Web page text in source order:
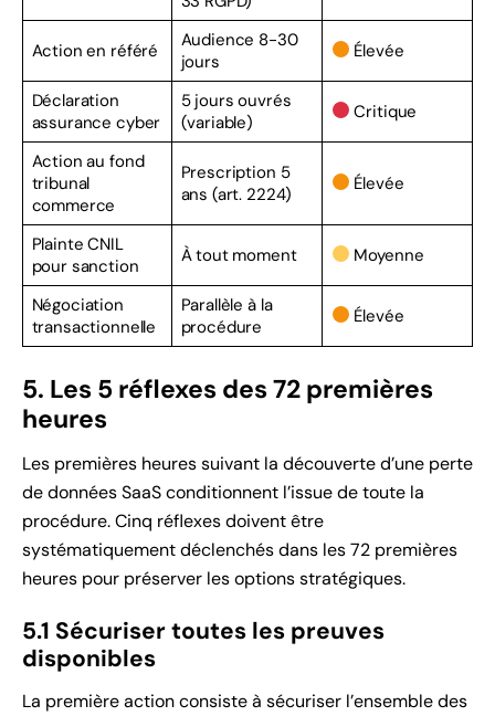
Action en référé
Audience 8-30
jours
Élevée
Déclaration
assurance cyber
5 jours ouvrés
(variable)
Critique
Action au fond
tribunal
commerce
Prescription 5
ans (art. 2224)
Élevée
Plainte CNIL
pour sanction
À tout moment Moyenne
Négociation
transactionnelle
Parallèle à la
procédure
Élevée
5. Les 5 réflexes des 72 premières
heures
Les premières heures suivant la découverte d’une perte
de données SaaS conditionnent l’issue de toute la
procédure. Cinq réflexes doivent être
systématiquement déclenchés dans les 72 premières
heures pour préserver les options stratégiques.
5.1 Sécuriser toutes les preuves
disponibles
La première action consiste à sécuriser l’ensemble des